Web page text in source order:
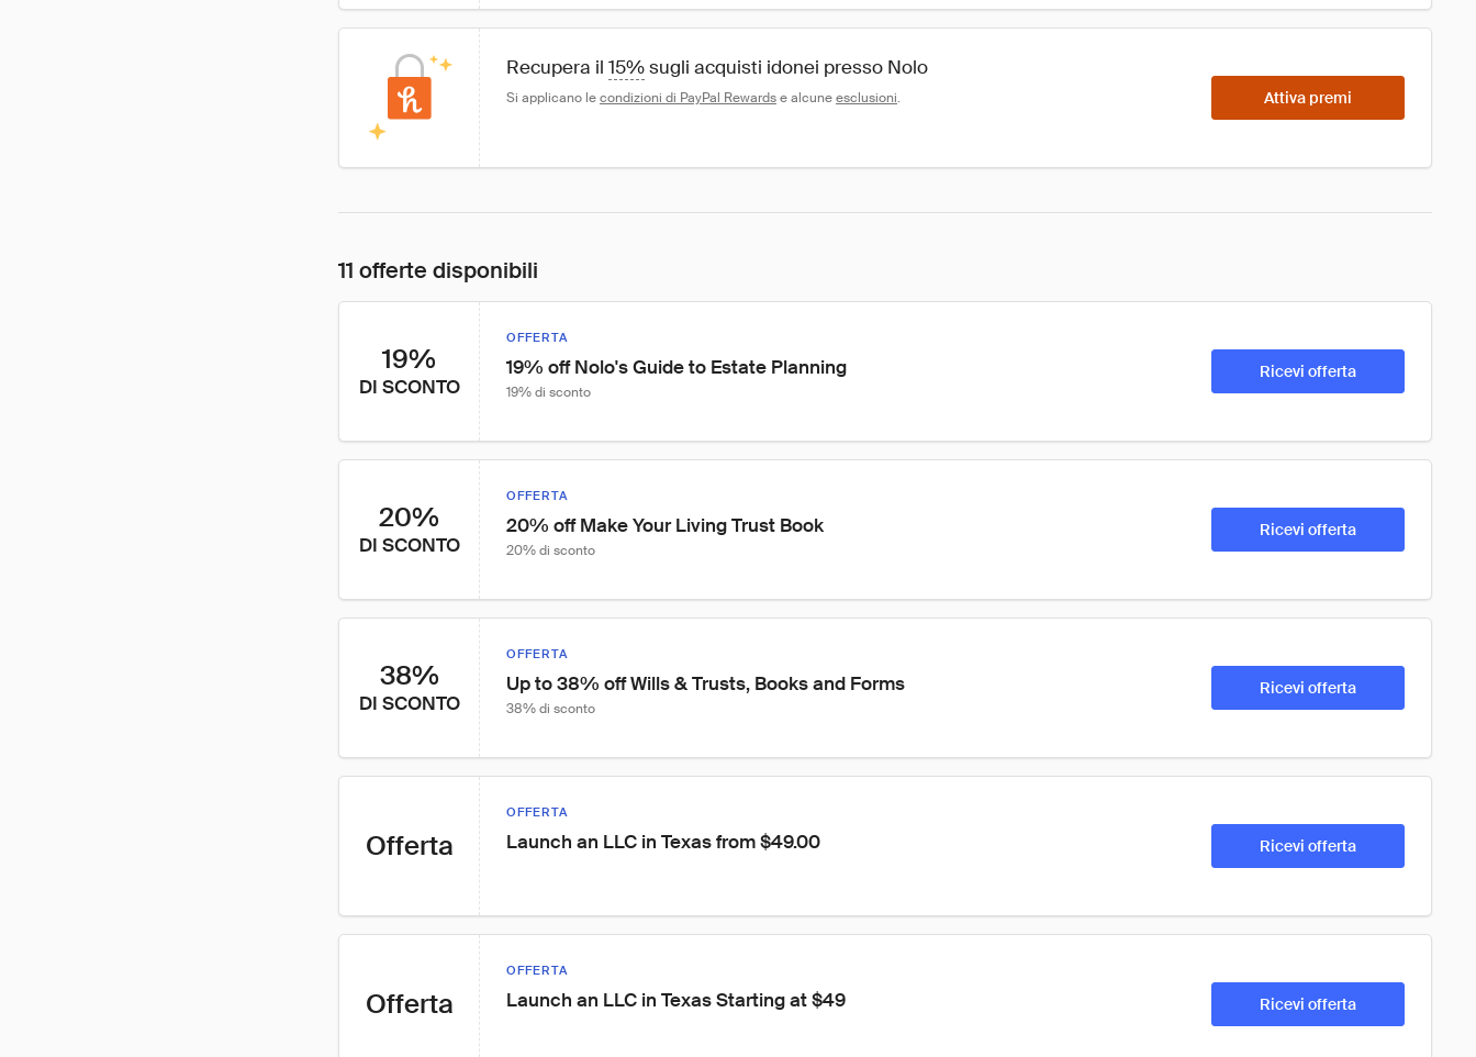
Recupera il 15% sugli acquisti idonei presso Nolo
Si applicano le condizioni di PayPal Rewards e alcune esclusioni. Attiva premi
11 offerte disponibili
19%
DI SCONTO
OFFERTA
19% off Nolo's Guide to Estate Planning
19% di sconto
Ricevi offerta
20%
DI SCONTO
OFFERTA
20% off Make Your Living Trust Book
20% di sconto
Ricevi offerta
38%
DI SCONTO
OFFERTA
Up to 38% off Wills & Trusts, Books and Forms
38% di sconto
Ricevi offerta
Offerta
OFFERTA
Launch an LLC in Texas from $49.00 Ricevi offerta
Offerta
OFFERTA
Launch an LLC in Texas Starting at $49 Ricevi offerta